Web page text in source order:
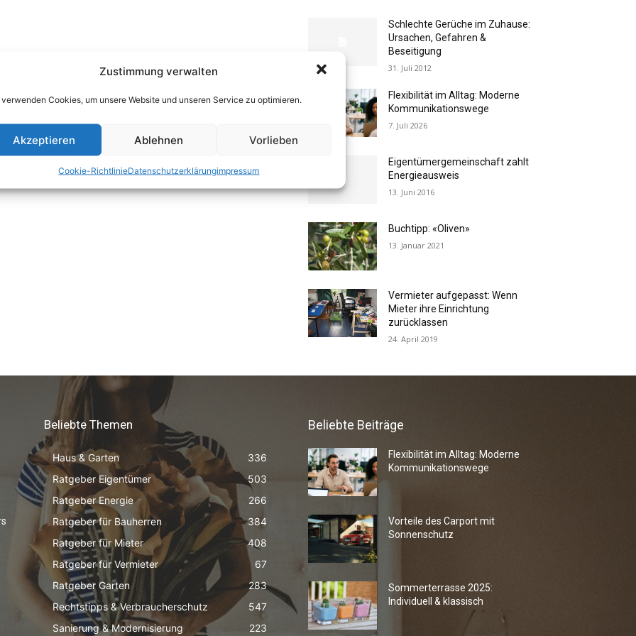
Zustimmung verwalten
verwenden Cookies, um unsere Website und unseren Service zu optimieren.
Akzeptieren Ablehnen Vorlieben
Cookie-RichtlinieDatenschutzerklärungimpressum
Schlechte Gerüche im Zuhause:
Ursachen, Gefahren &
Beseitigung
31. Juli 2012
Flexibilität im Alltag: Moderne
Kommunikationswege
7. Juli 2026
Eigentümergemeinschaft zahlt
Energieausweis
13. Juni 2016
Buchtipp: «Oliven»
13. Januar 2021
Vermieter aufgepasst: Wenn
Mieter ihre Einrichtung
zurücklassen
24. April 2019
Beliebte Themen
Haus & Garten
336
Ratgeber Eigentümer
503
Ratgeber Energie
266
Ratgeber für Bauherren
384
Ratgeber für Mieter
408
Ratgeber für Vermieter
67
Ratgeber Garten
283
Rechtstipps & Verbraucherschutz
547
Sanierung & Modernisierung
223
Beliebte Beiträge
Flexibilität im Alltag: Moderne
Kommunikationswege
Vorteile des Carport mit
Sonnenschutz
Sommerterrasse 2025:
Individuell & klassisch